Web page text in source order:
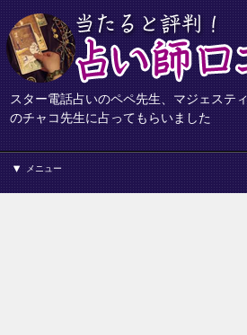
スター電話占いのペペ先生、マジェステ
のチャコ先生に占ってもらいました
メニュー